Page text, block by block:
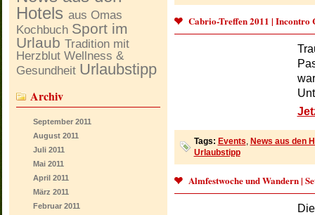
Hotels aus Omas
Kochbuch Sport im
Urlaub Tradition mit
Herzblut Wellness &
Gesundheit Urlaubstipp
Archiv
September 2011
August 2011
Juli 2011
Mai 2011
April 2011
März 2011
Februar 2011
Cabrio-Treffen 2011 | Incontro
Tags: Events, News aus den
Urlaubstipp
Almfestwoche und Wandern |